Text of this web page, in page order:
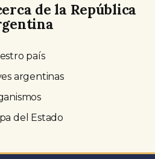
de la República
país
argentinas
del Estado